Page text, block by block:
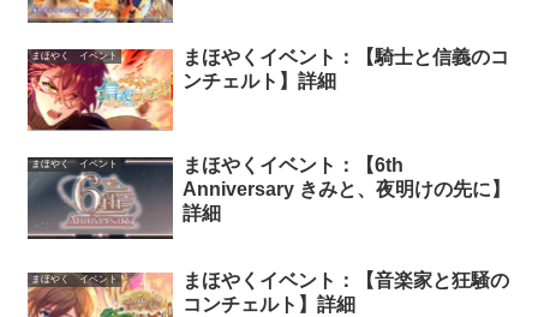
まほやく イベント
まほやくイベント：【騎士と信義のコ
ンチェルト】詳細
まほやく イベント
まほやくイベント：【6th
Anniversary きみと、夜明けの先に】
詳細
まほやく イベント
まほやくイベント：【音楽家と狂騒の
コンチェルト】詳細